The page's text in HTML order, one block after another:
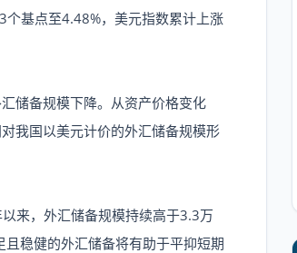
基点至4.48%，美元指数累计上涨
储备规模下降。从资产价格变化
我国以美元计价的外汇储备规模形
来，外汇储备规模持续高于3.3万
且稳健的外汇储备将有助于平抑短期